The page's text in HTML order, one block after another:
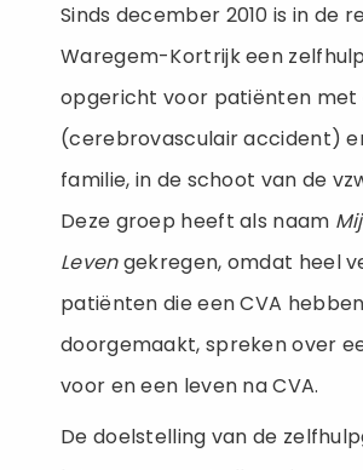
Sinds december 2010 is in de
Waregem-Kortrijk een
opgericht voor patiënten met
(cerebrovasculair accident)
familie, in de schoot van de
Deze groep heeft als naam
Levengekregen, omdat heel
patiënten die een CVA hebben
doorgemaakt, spreken over
voor en een leven na CVA.
De doelstelling van de